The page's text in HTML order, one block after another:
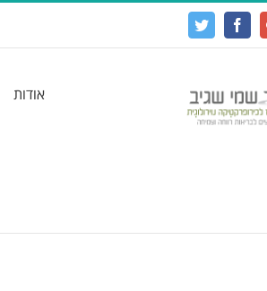
Google+
Facebook
אודות